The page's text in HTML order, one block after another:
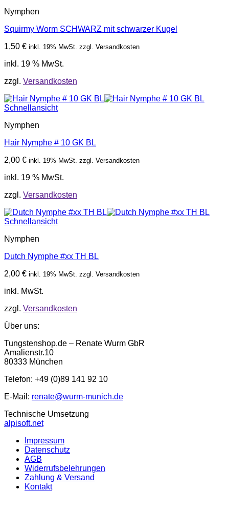
Nymphen
Squirmy Worm SCHWARZ mit schwarzer Kugel
1,50 € inkl. 19% MwSt. zzgl. Versandkosten
inkl. 19 % MwSt.
zzgl. Versandkosten
Schnellansicht
Nymphen
Hair Nymphe # 10 GK BL
2,00 € inkl. 19% MwSt. zzgl. Versandkosten
inkl. 19 % MwSt.
zzgl. Versandkosten
Schnellansicht
Nymphen
Dutch Nymphe #xx TH BL
2,00 € inkl. 19% MwSt. zzgl. Versandkosten
inkl. MwSt.
zzgl. Versandkosten
Über uns:
Tungstenshop.de – Renate Wurm GbR
Amalienstr.10
80333 München
Telefon: +49 (0)89 141 92 10
E-Mail: renate@wurm-munich.de
Technische Umsetzung
alpisoft.net
Impressum
Datenschutz
AGB
Widerrufsbelehrungen
Zahlung & Versand
Kontakt